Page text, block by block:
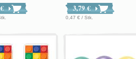
3,79 €
0,47 € / Stk.